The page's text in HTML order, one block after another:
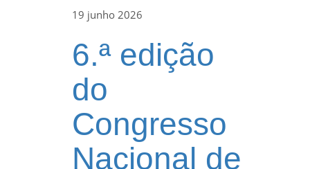
19 junho 2026
6.ª edição
do
Congresso
Nacional de